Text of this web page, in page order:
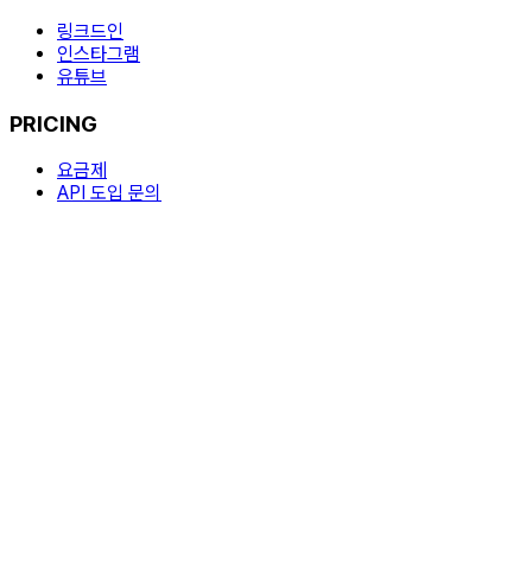
링크드인
인스타그램
유튜브
PRICING
요금제
API 도입 문의